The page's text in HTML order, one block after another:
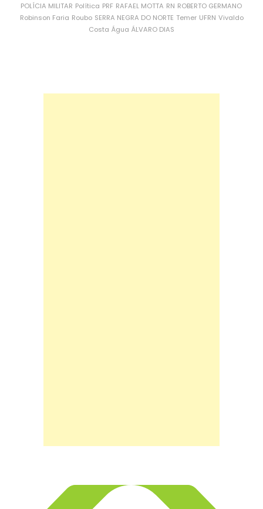
POLÍCIA MILITAR Política PRF RAFAEL MOTTA RN ROBERTO GERMANO
Robinson Faria Roubo SERRA NEGRA DO NORTE Temer UFRN Vivaldo
Costa Água ÁLVARO DIAS